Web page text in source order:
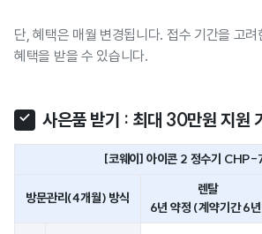
단, 혜택은 매월 변경됩니다. 접수 기간을 고
혜택을 받을 수 있습니다.
사은품 받기 : 최대 30만원 지원
[코웨이] 아이콘 2 정수기 CHP-
방문관리(4개월) 방식
렌탈
6년 약정 (계약기간 6